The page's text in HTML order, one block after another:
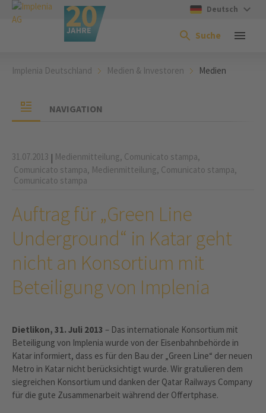
Deutsch
Suche
Implenia Deutschland Medien & Investoren Medien
NAVIGATION
31.07.2013 | Medienmitteilung, Comunicato stampa,
Comunicato stampa, Medienmitteilung, Comunicato stampa,
Comunicato stampa
Auftrag für „Green Line
Underground“ in Katar geht
nicht an Konsortium mit
Beteiligung von Implenia
Dietlikon, 31. Juli 2013 – Das internationale Konsortium mit
Beteiligung von Implenia wurde von der Eisenbahnbehörde in
Katar informiert, dass es für den Bau der „Green Line“ der neuen
Metro in Katar nicht berücksichtigt wurde. Wir gratulieren dem
siegreichen Konsortium und danken der Qatar Railways Company
für die gute Zusammenarbeit während der Offertphase.